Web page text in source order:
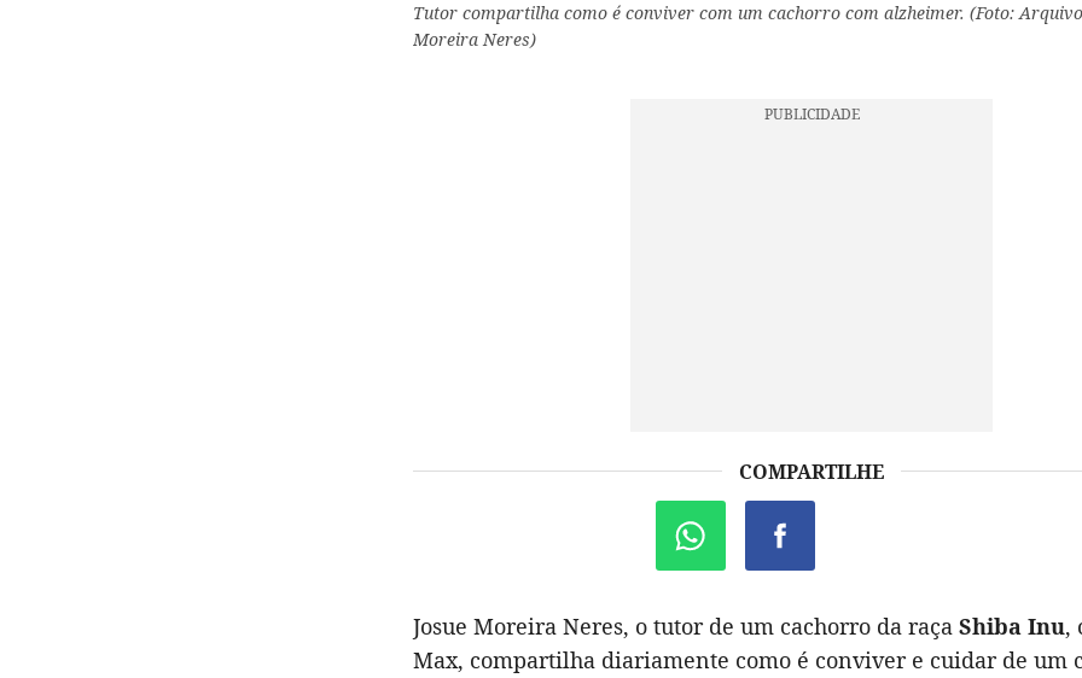
Tutor compartilha como é conviver com um cachorro com alzheimer. (Foto:
Moreira Neres)
COMPARTILHE
Josue Moreira Neres, o tutor de um cachorro da raça Shiba Inu,
Max, compartilha diariamente como é conviver e cuidar de um